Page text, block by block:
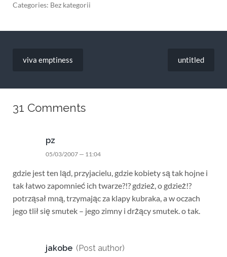
Categories: Bez kategorii
wpisu
viva emptiness untitled
31 Comments
pz
05/03/2007 — 11:04
gdzie jest ten ląd, przyjacielu, gdzie kobiety są tak hojne i
tak łatwo zapomnieć ich twarze?!? gdzież, o gdzież!?
potrząsał mną, trzymając za klapy kubraka, a w oczach
jego tlił się smutek – jego zimny i drżący smutek. o tak.
jakobe (Post author)